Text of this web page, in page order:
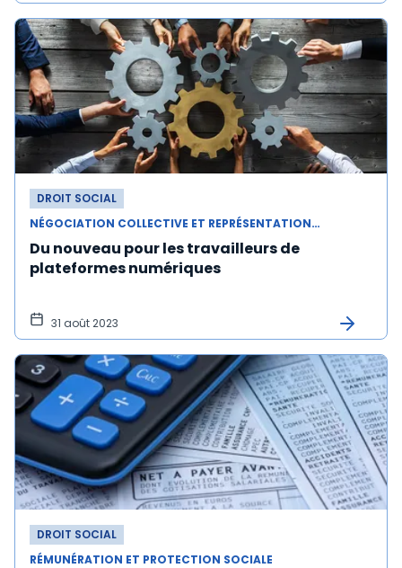
DROIT SOCIAL
NÉGOCIATION COLLECTIVE ET REPRÉSENTATION DU PERSONNEL
Du nouveau pour les travailleurs de
plateformes numériques
31 août 2023
DROIT SOCIAL
RÉMUNÉRATION ET PROTECTION SOCIALE